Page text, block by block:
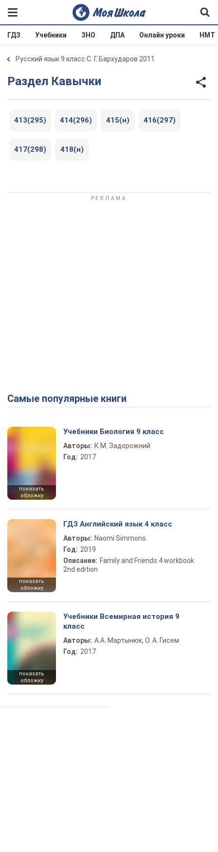
ГДЗ Учебники ЗНО ДПА Онлайн уроки НМТ
Русский язык 9 класс С. Г. Бархударов 2011
Раздел Кавычки
413(295) 414(296) 415(н) 416(297)
417(298) 418(н)
Play Video
Самые популярные книги
показать
обложку
Учебники Биология 9 класс
Авторы: К.М. Задорожний
Год: 2017
показать
обложку
ГДЗ Английский язык 4 класс
Авторы: Naomi Simmons
Год: 2019
Описание: Family and Friends 4 workbook
2nd edition
показать
обложку
Учебники Всемирная история 9
класс
Авторы: А.А. Мартынюк, О. А. Гисем
Год: 2017